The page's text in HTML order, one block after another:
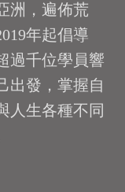
洲，遍佈荒
年起倡導
過千位學員響
出發，掌握自
人生各種不同